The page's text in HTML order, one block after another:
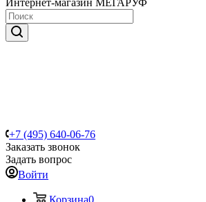
Интернет-магазин МЕГАРУФ
+7 (495) 640-06-76
Заказать звонок
Задать вопрос
Войти
Корзина0